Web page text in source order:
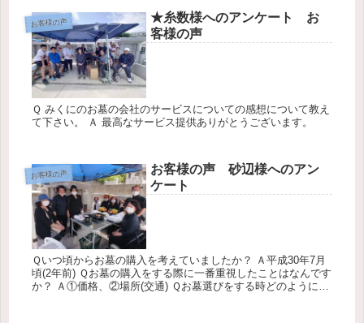
お客様の声
★糸数様へのアンケート お
客様の声
Ｑ みくにのお墓の会社のサービスについての感想について教え
て下さい。 Ａ 最高なサービス提供ありがとうございます。
お客様の声
お客様の声 砂辺様へのアン
ケート
Ｑいつ頃からお墓の購入を考えていましたか？ Ａ平成30年7月
頃(2年前) Ｑお墓の購入をする際に一番重視したことはなんです
か？ Ａ①価格、②場所(交通) Ｑお墓選びをする時どのように情